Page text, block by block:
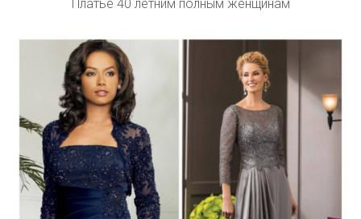
Платье 40 летним полным женщинам